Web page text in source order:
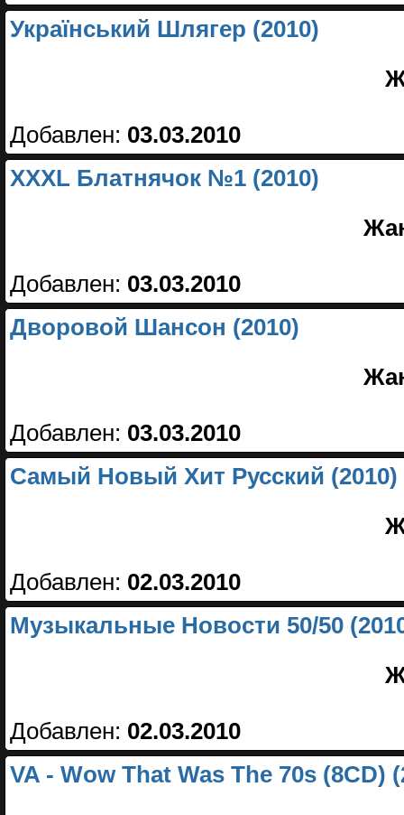
Український Шлягер (2010)
Добавлен: 03.03.2010
XXXL Блатнячок №1 (2010)
Добавлен: 03.03.2010
Дворовой Шансон (2010)
Добавлен: 03.03.2010
Самый Новый Хит Русский (2010)
Добавлен: 02.03.2010
Музыкальные Новости 50/50
Добавлен: 02.03.2010
VA - Wow That Was The 70s (8CD)